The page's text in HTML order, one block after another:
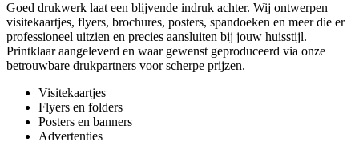
Goed drukwerk laat een blijvende indruk achter. Wij ontwerpen
visitekaartjes, flyers, brochures, posters, spandoeken en meer die er
professioneel uitzien en precies aansluiten bij jouw huisstijl.
Printklaar aangeleverd en waar gewenst geproduceerd via onze
betrouwbare drukpartners voor scherpe prijzen.
Visitekaartjes
Flyers en folders
Posters en banners
Advertenties